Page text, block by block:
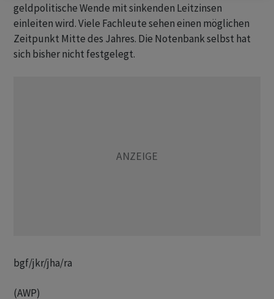
geldpolitische Wende mit sinkenden Leitzinsen
einleiten wird. Viele Fachleute sehen einen möglichen
Zeitpunkt Mitte des Jahres. Die Notenbank selbst hat
sich bisher nicht festgelegt.
bgf/jkr/jha/ra
(AWP)